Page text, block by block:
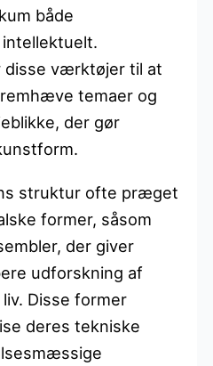
både
disse værktøjer til at
temaer og
der gør
struktur ofte præget
former, såsom
der giver
udforskning af
Disse former
deres tekniske